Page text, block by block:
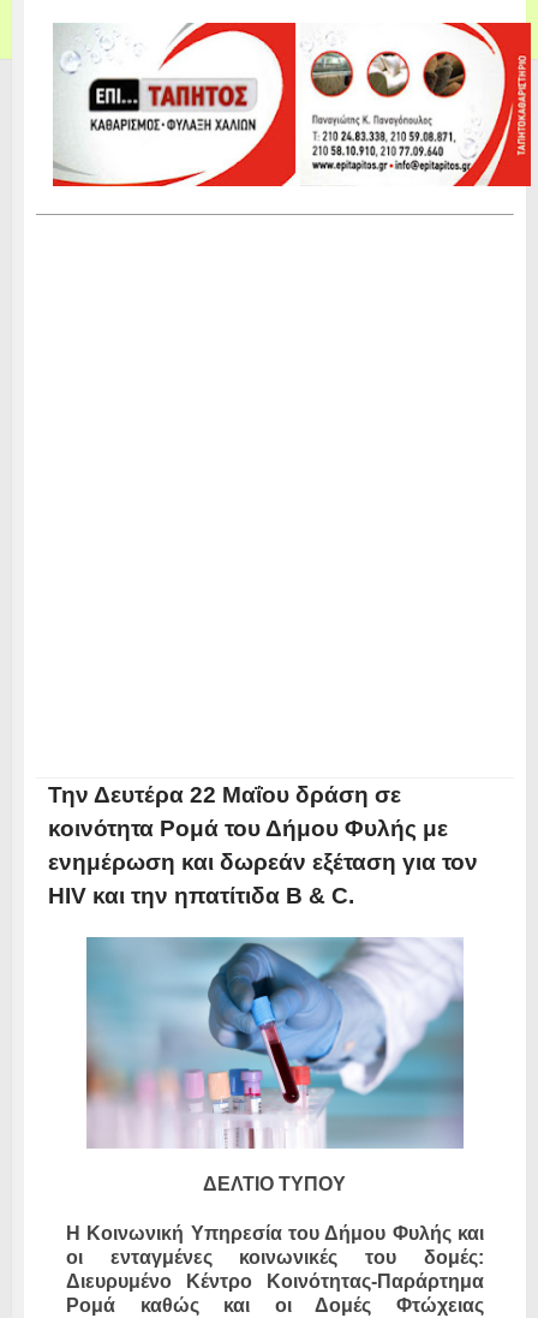
Την Δευτέρα 22 Μαΐου δράση σε
κοινότητα Ρομά του Δήμου Φυλής με
ενημέρωση και δωρεάν εξέταση για τον
HIV και την ηπατίτιδα B & C.
ΔΕΛΤΙΟ ΤΥΠΟΥ
Η Κοινωνική Υπηρεσία του Δήμου Φυλής και
οι ενταγμένες κοινωνικές του δομές:
Διευρυμένο Κέντρο Κοινότητας-Παράρτημα
Ρομά καθώς και οι Δομές Φτώχειας